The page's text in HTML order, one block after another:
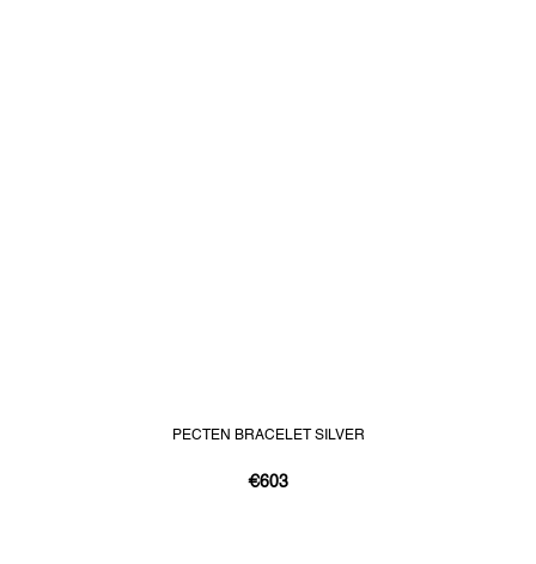
PECTEN BRACELET SILVER
€603